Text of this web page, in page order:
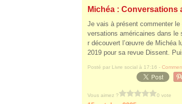
Michéa : Conversations
Je vais à présent commenter
versations américaines dans le
r découvert l’œuvre de Michéa
2019 pour sa revue Dissent.
Posté par Livre social à 17:16 -
Vous aimez ? 0 vote